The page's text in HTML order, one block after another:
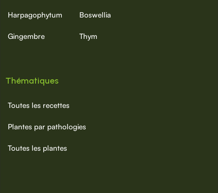
Harpagophytum Boswellia
Gingembre Thym
Thématiques
Toutes les recettes
Plantes par pathologies
Toutes les plantes